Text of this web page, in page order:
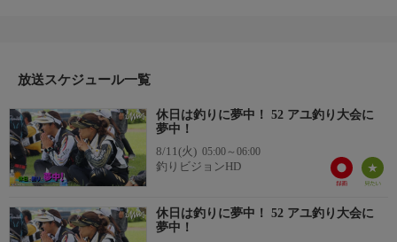
違う、超真剣な二人の感動ドキュメンタリーです！＊出演者：渕
放送スケジュール一覧
休日は釣りに夢中！ 52 アユ釣り大会に
夢中！
8/11(火) 05:00～06:00
釣りビジョンHD
休日は釣りに夢中！ 52 アユ釣り大会に
夢中！